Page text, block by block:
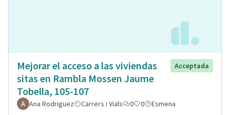
Mejorar el acceso a las viviendas
sitas en Rambla Mossen Jaume
Tobella, 105-107
Acceptada
Ana Rodriguez Carrers i Vials 0 0 Esmena